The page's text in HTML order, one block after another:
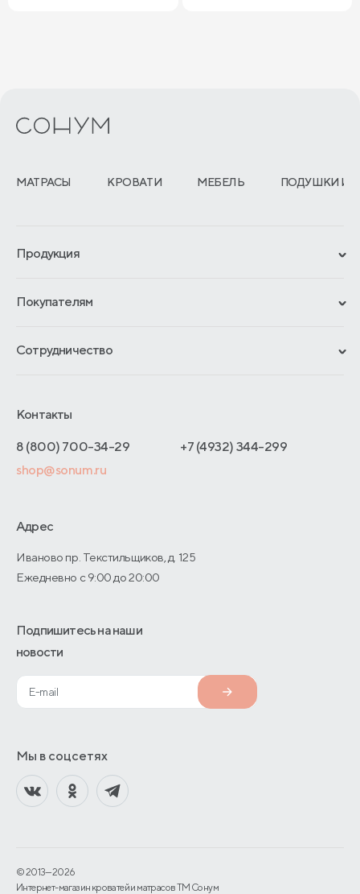
МАТРАСЫ КРОВАТИ МЕБЕЛЬ ПОДУШКИ И
Продукция
Гарантии
Отзывы покупателей
Покупателям
Обмен и возврат
Как оформить заказ
Адреса магазинов
Договор-оферты
Сотрудничество
Отельерам
Оптовые продажи
О производстве
Контакты
8 (800) 700-34-29
+7 (4932) 344-299
shop@sonum.ru
Адрес
Иваново пр. Текстильщиков, д. 125
Ежедневно с 9:00 до 20:00
Подпишитесь на наши
новости
Мы в соцсетях
© 2013—2026
Интернет-магазин кроватей и матрасов TM Сонум